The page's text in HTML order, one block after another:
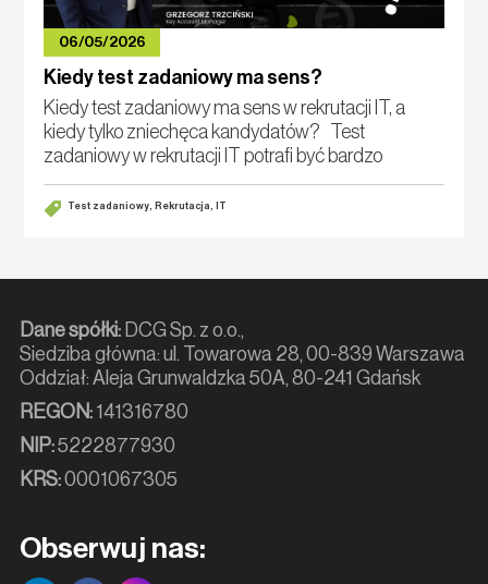
06/05/2026
Kiedy test zadaniowy ma sens?
Kiedy test zadaniowy ma sens w rekrutacji IT, a
kiedy tylko zniechęca kandydatów? Test
zadaniowy w rekrutacji IT potrafi być bardzo
dobrym narzędziem. Pod jednym warunkiem: musi
mierzyć kompetencje potrzebne w pracy, a nie cierp
Test zadaniowy, Rekrutacja, IT
Dane spółki:DCG Sp. z o.o.,
Siedziba główna: ul. Towarowa 28, 00-839 Warszawa
Oddział: Aleja Grunwaldzka 50A, 80-241 Gdańsk
REGON:141316780
NIP:5222877930
KRS:0001067305
Obserwuj nas: